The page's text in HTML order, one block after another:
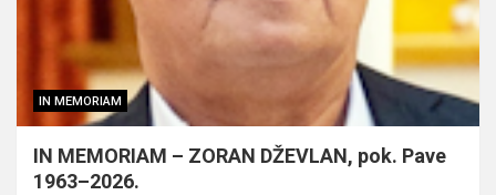
IN MEMORIAM
IN MEMORIAM – ZORAN DŽEVLAN, pok. Pave
1963–2026.